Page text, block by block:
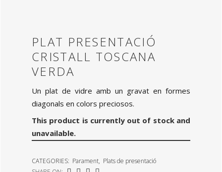
PLAT PRESENTACIÓ
CRISTALL TOSCANA
VERDA
Un plat de vidre amb un gravat en formes
diagonals en colors preciosos.
This product is currently out of stock and
unavailable.
CATEGORIES: Parament, Plats de presentació